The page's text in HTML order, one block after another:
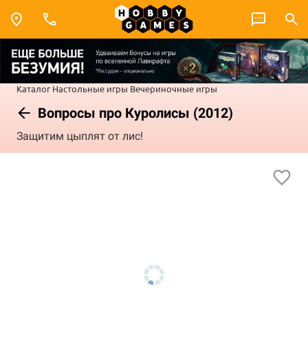
Каталог Настольные игры Вечериночные игры
Вопросы про Куролисы (2012)
Защитим цыплят от лис!